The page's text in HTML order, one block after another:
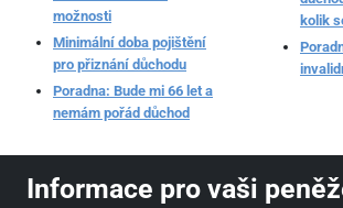
možnosti
Minimální doba pojištění
pro přiznání důchodu
Poradna: Bude mi 66 let a
nemám pořád důchod
kolik
Informace pro vaši